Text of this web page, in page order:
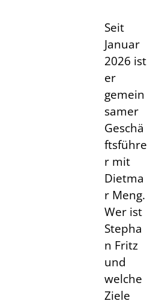
Seit
Januar
2026 ist
er
gemein
samer
Geschä
ftsführe
r mit
Dietma
r Meng.
Wer ist
Stepha
n Fritz
und
welche
Ziele